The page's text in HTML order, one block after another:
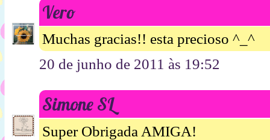
Vero
Muchas gracias!! esta precioso ^_^
20 de junho de 2011 às 19:52
Simone SL
Super Obrigada AMIGA!